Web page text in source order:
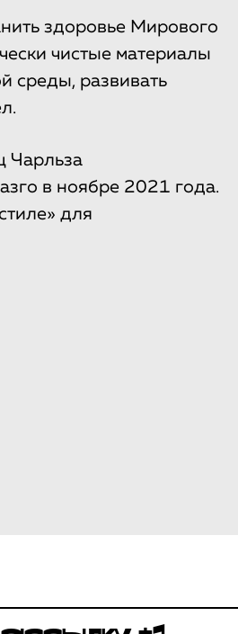
здоровье Мирового
чистые материалы
среды, развивать
Чарльза
в ноябре 2021 года.
для